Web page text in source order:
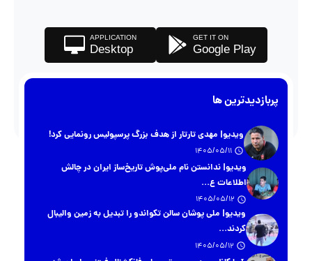
GET IT ON
Google Play
APPLICATION
Desktop
پربازدیدترین ها
ویدیو| مهدی تارتار از هدف بزرگ پرسپولیس رونمایی کرد!
ویدیو| ندانستن نام ملی‌پوش تاریخ‌ساز ایران در چالش
اطلاعات ع...
ویدیو| ملی پوشان سالن تکواندو را تبدیل به زمین والیبال
کردند...